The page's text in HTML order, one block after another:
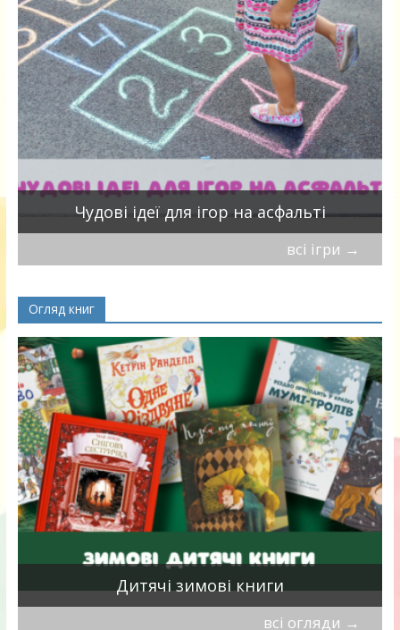
Чудові ідеї для ігор на асфальті
всі ігри →
Огляд книг
Дитячі зимові книги
всі огляди →